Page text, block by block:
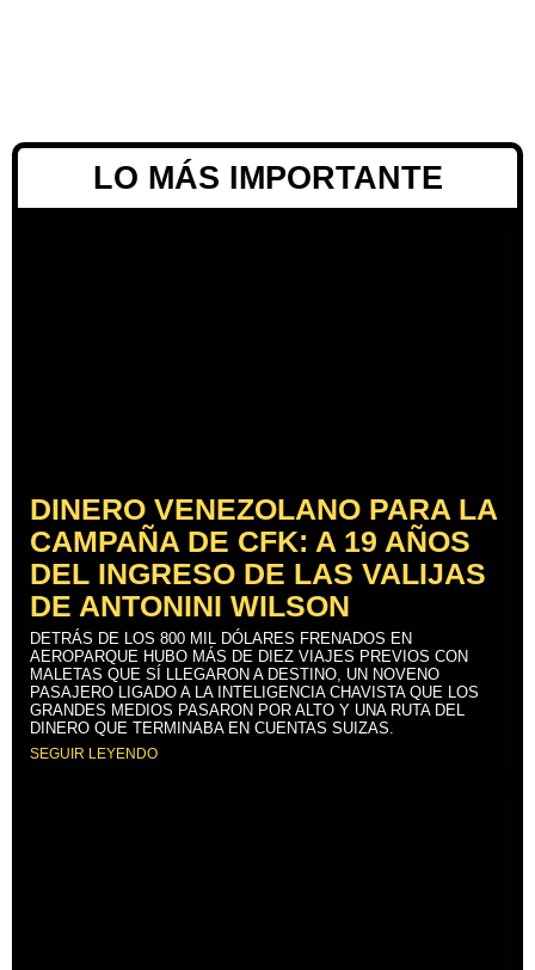
LO MÁS IMPORTANTE
DINERO VENEZOLANO PARA LA
CAMPAÑA DE CFK: A 19 AÑOS
DEL INGRESO DE LAS VALIJAS
DE ANTONINI WILSON
DETRÁS DE LOS 800 MIL DÓLARES FRENADOS EN
AEROPARQUE HUBO MÁS DE DIEZ VIAJES PREVIOS CON
MALETAS QUE SÍ LLEGARON A DESTINO, UN NOVENO
PASAJERO LIGADO A LA INTELIGENCIA CHAVISTA QUE LOS
GRANDES MEDIOS PASARON POR ALTO Y UNA RUTA DEL
DINERO QUE TERMINABA EN CUENTAS SUIZAS.
SEGUIR LEYENDO